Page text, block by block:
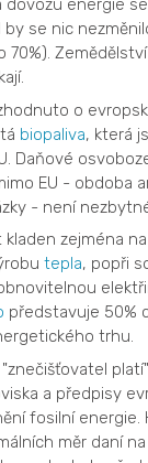
dovozu energie
by se nic
70%).
o
biopaliva, která
Daňové
EU - obdoba
- není
kladen zejména
tepla, popři
představuje 50%
trhu.
a předpisy
fosilní energie.
měr daní